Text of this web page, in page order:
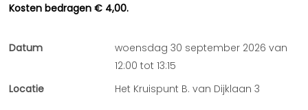
Kosten bedragen € 4,00.
Datum
woensdag 30 september 2026 van
12:00 tot 13:15
Locatie
Het Kruispunt B. van Dijklaan 3